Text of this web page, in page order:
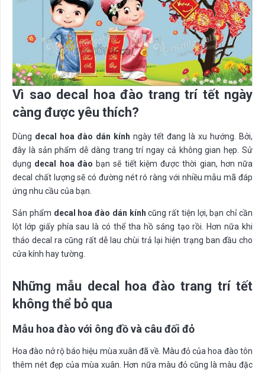
Vì sao decal hoa đào trang trí tết ngày
càng được yêu thích?
Dùng decal hoa đào dán kính ngày tết đang là xu hướng. Bởi,
đây là sản phẩm dễ dàng trang trí ngay cả không gian hẹp. Sử
dụng decal hoa đào bạn sẽ tiết kiệm được thời gian, hơn nữa
decal chất lượng sẽ có đường nét ró ràng với nhiều mẫu mã đáp
ứng nhu cầu của bạn.
Sản phẩm decal hoa đào dán kính cũng rất tiện lợi, bạn chỉ cần
lột lớp giấy phía sau là có thể tha hồ sáng tạo rồi. Hơn nữa khi
tháo decal ra cũng rất dễ lau chùi trả lại hiện trạng ban đầu cho
cửa kính hay tường.
Những mẫu decal hoa đào trang trí tết
không thể bỏ qua
Mẫu hoa đào với ông đồ và câu đối đỏ
Hoa đào nở rộ báo hiệu mùa xuân đã về. Màu đỏ của hoa đào tôn
thêm nét đẹp của mùa xuân. Hơn nữa màu đỏ cũng là màu đặc